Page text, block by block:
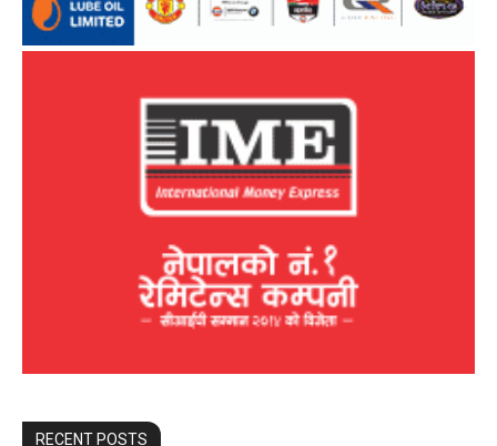
RECENT POSTS